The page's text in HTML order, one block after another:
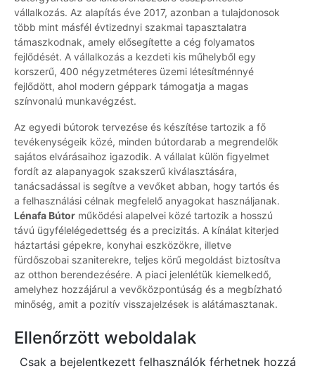
vállalkozás. Az alapítás éve 2017, azonban a tulajdonosok
több mint másfél évtizednyi szakmai tapasztalatra
támaszkodnak, amely elősegítette a cég folyamatos
fejlődését. A vállalkozás a kezdeti kis műhelyből egy
korszerű, 400 négyzetméteres üzemi létesítménnyé
fejlődött, ahol modern géppark támogatja a magas
színvonalú munkavégzést.
Az egyedi bútorok tervezése és készítése tartozik a fő
tevékenységeik közé, minden bútordarab a megrendelők
sajátos elvárásaihoz igazodik. A vállalat külön figyelmet
fordít az alapanyagok szakszerű kiválasztására,
tanácsadással is segítve a vevőket abban, hogy tartós és
a felhasználási célnak megfelelő anyagokat használjanak.
Lénafa Bútor működési alapelvei közé tartozik a hosszú
távú ügyfélelégedettség és a precizitás. A kínálat kiterjed
háztartási gépekre, konyhai eszközökre, illetve
fürdőszobai szaniterekre, teljes körű megoldást biztosítva
az otthon berendezésére. A piaci jelenlétük kiemelkedő,
amelyhez hozzájárul a vevőközpontúság és a megbízható
minőség, amit a pozitív visszajelzések is alátámasztanak.
Ellenőrzött weboldalak
Csak a bejelentkezett felhasználók férhetnek hozzá